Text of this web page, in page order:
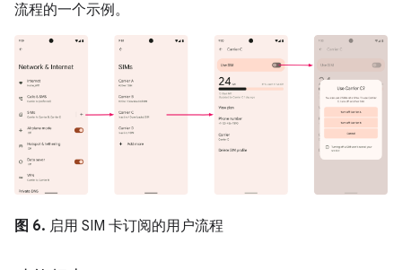
流程的一个示例。
图 6. 启用 SIM 卡订阅的用户流程